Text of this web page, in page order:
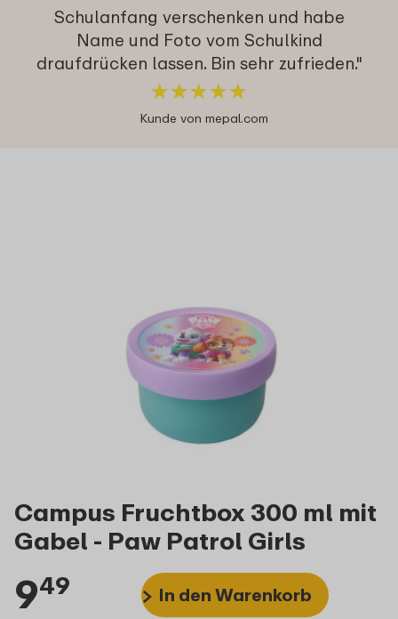
Schulanfang verschenken und habe
Name und Foto vom Schulkind
draufdrücken lassen. Bin sehr zufrieden."
★★★★★
★★★★★
Kunde von mepal.com
Campus Fruchtbox 300 ml mit
Gabel - Paw Patrol Girls
949 In den Warenkorb